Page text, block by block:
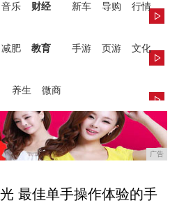
音乐 财经 新车 导购
行情
减肥 教育 手游 页游
文化
养生 微商
广告
最佳单手操作体验的手